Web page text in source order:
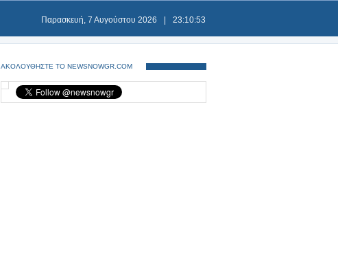
Παρασκευή, 7 Αυγούστου 2026 23:10:54
ΑΚΟΛΟΥΘΗΣΤΕ ΤΟ NEWSNOWGR.COM